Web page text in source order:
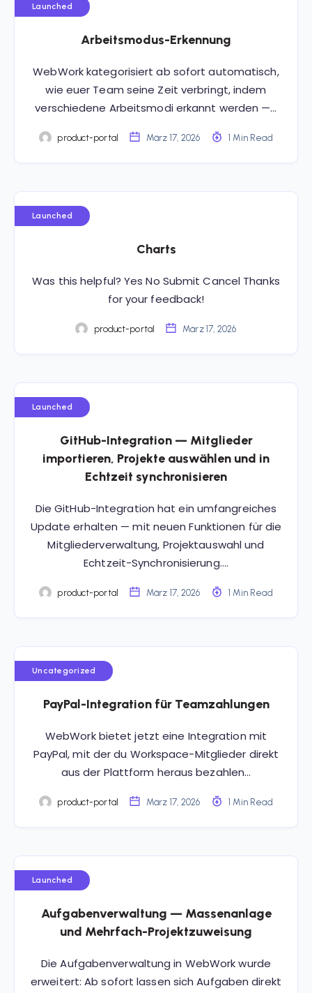
Launched
Arbeitsmodus-Erkennung
WebWork kategorisiert ab sofort automatisch,
wie euer Team seine Zeit verbringt, indem
verschiedene Arbeitsmodi erkannt werden —…
product-portal März 17, 2026 1 Min Read
Launched
Charts
Was this helpful? Yes No Submit Cancel Thanks
for your feedback!
product-portal März 17, 2026
Launched
GitHub-Integration — Mitglieder
importieren, Projekte auswählen und in
Echtzeit synchronisieren
Die GitHub-Integration hat ein umfangreiches
Update erhalten — mit neuen Funktionen für die
Mitgliederverwaltung, Projektauswahl und
Echtzeit-Synchronisierung….
product-portal März 17, 2026 1 Min Read
Uncategorized
PayPal-Integration für Teamzahlungen
WebWork bietet jetzt eine Integration mit
PayPal, mit der du Workspace-Mitglieder direkt
aus der Plattform heraus bezahlen…
product-portal März 17, 2026 1 Min Read
Launched
Aufgabenverwaltung — Massenanlage
und Mehrfach-Projektzuweisung
Die Aufgabenverwaltung in WebWork wurde
erweitert: Ab sofort lassen sich Aufgaben direkt